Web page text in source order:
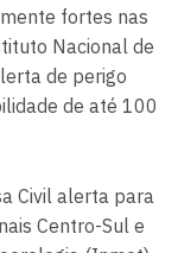
fortes nas
Nacional de
de perigo
de até 100
Civil alerta para
Centro-Sul e